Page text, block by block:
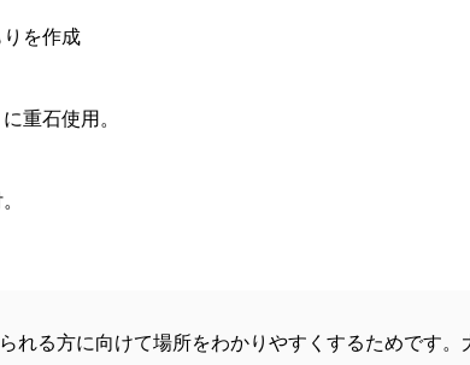
を作成
重石使用。
れる方に向けて場所をわかりやすくするためです